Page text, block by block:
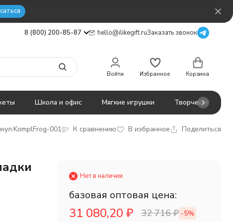
8 (800) 200-85-87 hello@ilikegift.ruЗаказать звонок
Войти Избранное Корзина
Школа и офис Мягкие игрушки Творчество
KomplFrog-001 К сравнению В избранное Поделиться
Нет в наличии
базовая оптовая цена:
31 080,20 ₽ 32 716₽ -5%